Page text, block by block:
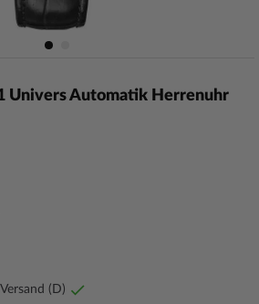
Univers Automatik Herrenuhr
(D)